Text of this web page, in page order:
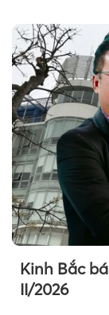
Kinh Bắc
II/2026